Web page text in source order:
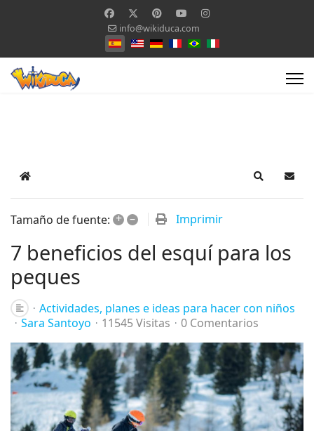
info@wikiduca.com
Seleccione su idioma
Home Search
Tamaño de fuente: + – Imprimir
7 beneficios del esquí para los
peques
Actividades, planes e ideas para hacer con niños
Sara Santoyo
11545 Visitas 0 Comentarios